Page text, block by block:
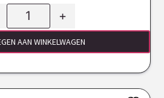
+
AAN WINKELWAGEN